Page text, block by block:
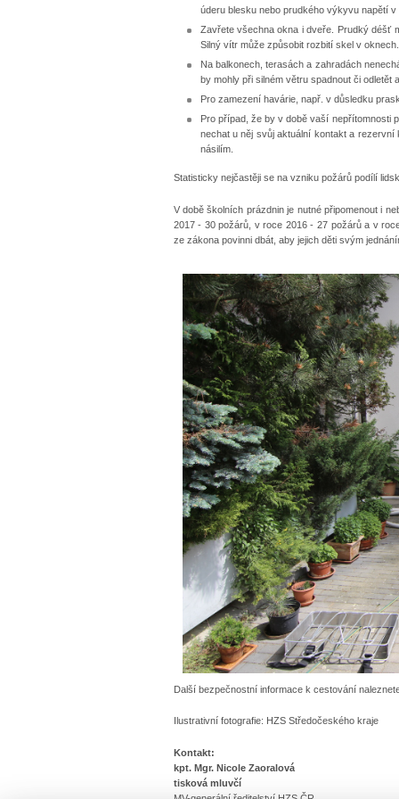
úderu blesku nebo prudkého výkyvu napětí v
Zavřete všechna okna i dveře. Prudký déšť
Silný vítr může způsobit rozbití skel v oknech.
Na balkonech, terasách a zahradách
by mohly při silném větru spadnout či odletět
Pro zamezení havárie, např. v důsledku
Pro případ, že by v době vaší nepřítomnosti
nechat u něj svůj aktuální kontakt a
násilím.
Statisticky nejčastěji se na vzniku požárů podílí
V době školních prázdnin je nutné připomenout i
2017 - 30 požárů, v roce 2016 - 27 požárů a v
ze zákona povinni dbát, aby jejich děti svým
Další bezpečnostní informace k cestování
Ilustrativní fotografie: HZS Středočeského kraje
Kontakt:
kpt. Mgr. Nicole Zaoralová
tisková mluvčí